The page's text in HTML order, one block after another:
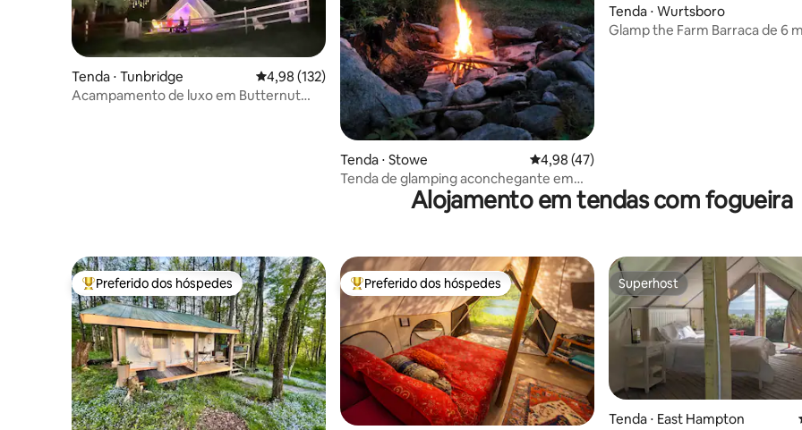
Tenda ⋅ Tunbridge 4,98 de uma avaliação média de 5, 132 avaliações
4,98 (132)
Acampamento de luxo em Butternut
Tenda ⋅ Stowe 4,98 de uma avaliação média de 5, 47
4,98 (47)
Tenda de glamping aconchegante em
prado com sauna
Tenda ⋅ Wurtsboro
Glamp the Farm Barraca
Alojamento em tendas com fogueira
Entre os melhores preferidos dos hóspedes
Preferido dos hóspedes Entre os melhores preferidos dos hóspedes
Preferido dos hóspedes Superhost
Superhost
Tenda ⋅ East Hampton